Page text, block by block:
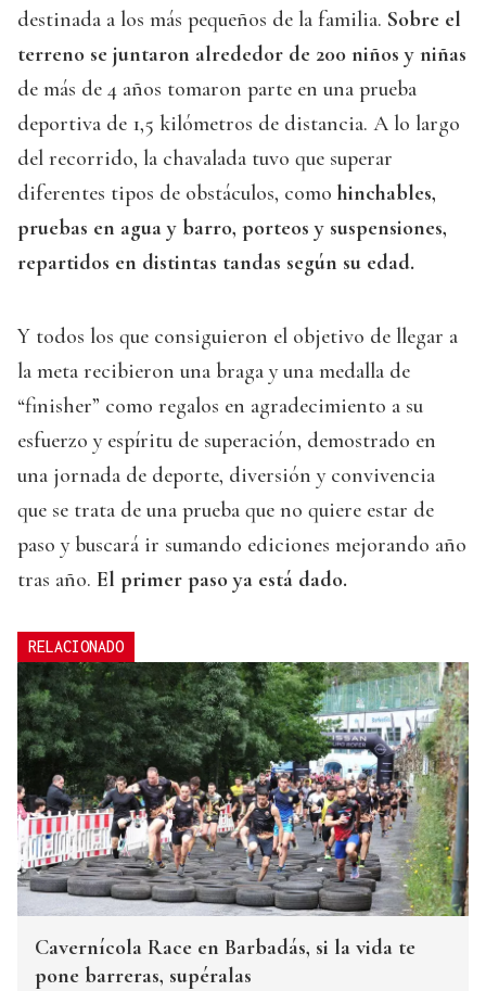
destinada a los más pequeños de la familia. Sobre el
terreno se juntaron alrededor de 200 niños y niñas
de más de 4 años tomaron parte en una prueba
deportiva de 1,5 kilómetros de distancia. A lo largo
del recorrido, la chavalada tuvo que superar
diferentes tipos de obstáculos, como hinchables,
pruebas en agua y barro, porteos y suspensiones,
repartidos en distintas tandas según su edad.
Y todos los que consiguieron el objetivo de llegar a
la meta recibieron una braga y una medalla de
“finisher” como regalos en agradecimiento a su
esfuerzo y espíritu de superación, demostrado en
una jornada de deporte, diversión y convivencia
que se trata de una prueba que no quiere estar de
paso y buscará ir sumando ediciones mejorando año
tras año. El primer paso ya está dado.
RELACIONADO
Cavernícola Race en Barbadás, si la vida te
pone barreras, supéralas